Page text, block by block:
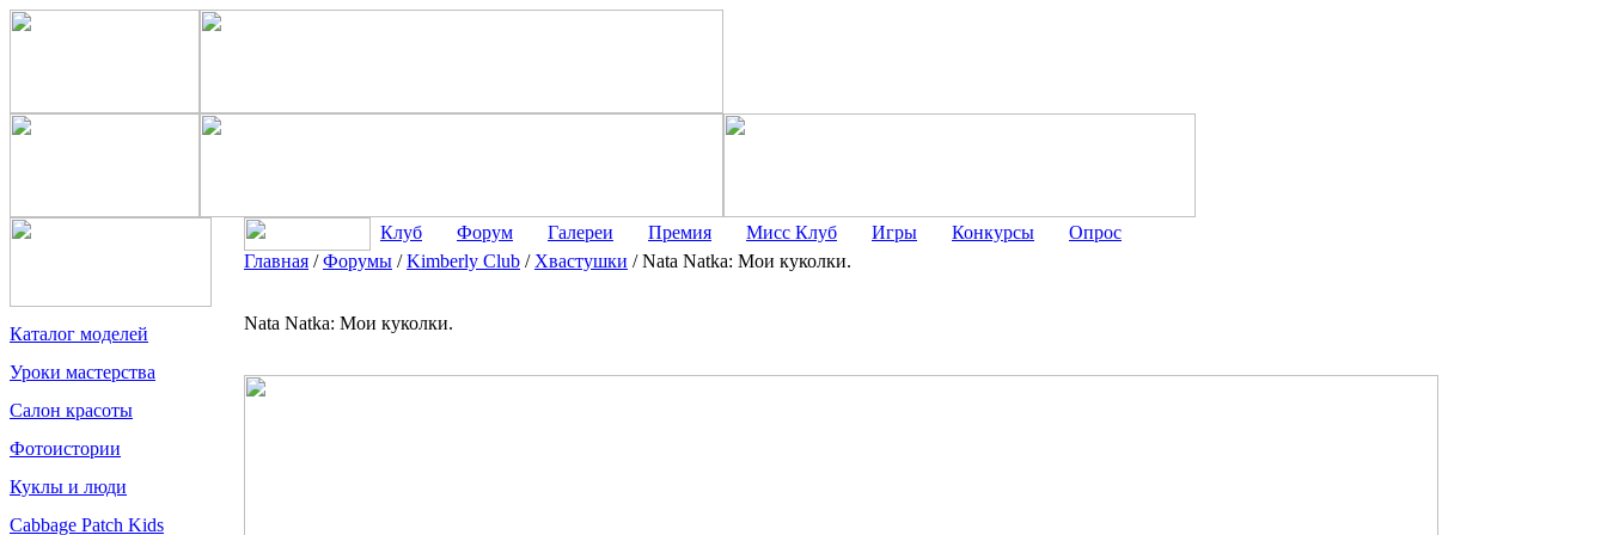
Каталог моделей
Уроки мастерства
Салон красоты
Фотоистории
Куклы и люди
Cabbage Patch Kids
Клуб Форум Галереи Премия Мисс Клуб Игры Конкурсы
Опрос
Главная /Форумы /Kimberly Club / Хвастушки /Nata Natka: Мои куколки.
Nata Natka: Мои куколки.